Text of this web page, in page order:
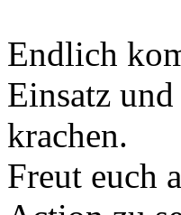
Endlich
Einsatz
krachen.
Freut euch